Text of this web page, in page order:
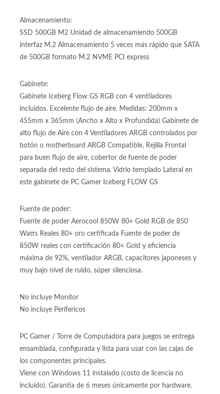
Memoria Ram DDR5 64GB (2 x 32GB)
Almacenamiento:
SSD 500GB M2 Unidad de almacenamiendo 500GB
de 500GB formato M.2 NVME PCI express
Gabinete:
Gabinete Iceberg Flow GS RGB con 4 ventiladores
incluidos. Excelente flujo de aire. Medidas: 200mm x
455mm x 365mm (Ancho x Alto x Profundida) Gabinete de
alto flujo de Aire con 4 Ventiladores ARGB controlados por
botón o motherboard ARGB Compatible, Rejilla Frontal
para buen flujo de aire, cobertor de fuente de poder
este gabinete de PC Gamer Iceberg FLOW GS
Fuente de poder:
Fuente de poder Aerocool 850W 80+ Gold RGB de 850
Watts Reales 80+ oro certificada Fuente de poder de
850W reales con certificación 80+ Gold y eficiencia
muy bajo nivel de ruido, súper silenciosa.
No incluye Perifericos
PC Gamer / Torre de Computadora para juegos se entrega
ensamblada, configurada y lista para usar con las cajas de
los componentes principales.